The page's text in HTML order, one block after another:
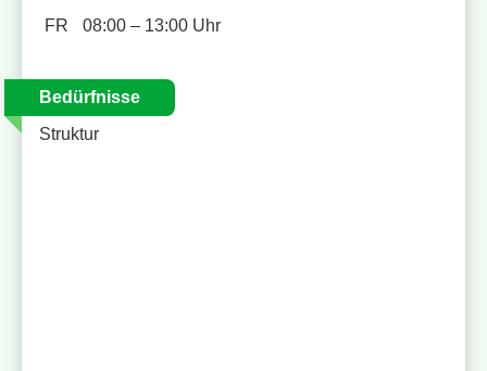
FR
08:00 – 13:00 Uhr
Bedürfnisse
Struktur